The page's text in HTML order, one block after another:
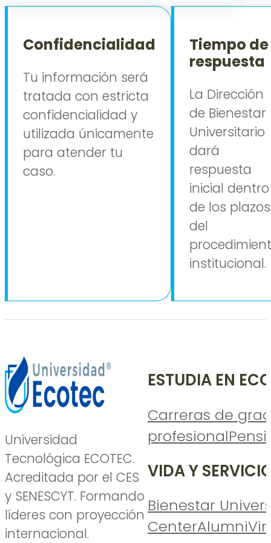
Confidencialidad
Tu información será
tratada con estricta
confidencialidad y
utilizada únicamente
para atender tu
caso.
Tiempo de
respuesta
La Dirección
de Bienestar
Universitario
dará
respuesta
inicial dentro
de los plazos
del
institucional.
Universidad
Tecnológica ECOTEC.
Acreditada por el CES
y SENESCYT. Formando
líderes con proyección
internacional.
ESTUDIA EN
Carreras de
profesional
VIDA Y
Bienestar
CenterAlumni